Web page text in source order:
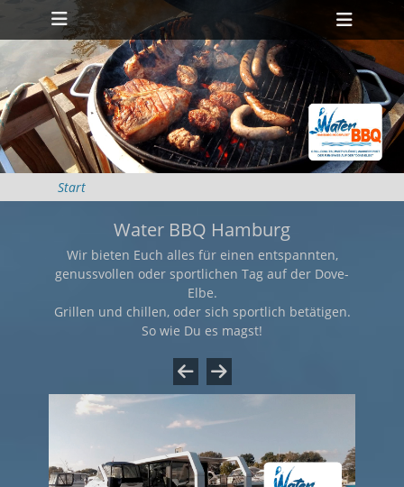
Primäres Menü
Zum
Inhalt
springen
Start
Water BBQ Hamburg
Wir bieten Euch alles für einen entspannten,
genussvollen oder sportlichen Tag auf der Dove-
Elbe.
Grillen und chillen, oder sich sportlich betätigen.
So wie Du es magst!